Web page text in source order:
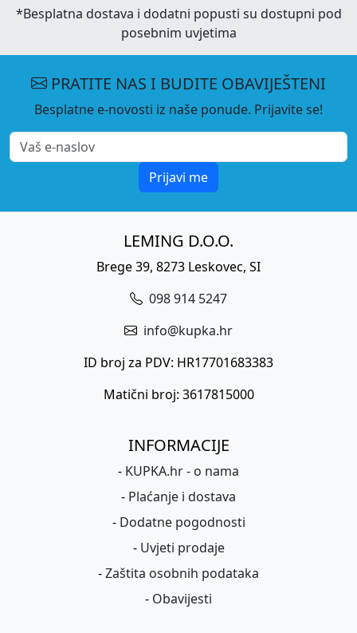
*Besplatna dostava i dodatni popusti su dostupni pod
posebnim uvjetima
PRATITE NAS I BUDITE OBAVIJEŠTENI
Besplatne e-novosti iz naše ponude. Prijavite se!
Prijavi me
LEMING D.O.O.
Brege 39, 8273 Leskovec, SI
098 914 5247
info@kupka.hr
ID broj za PDV: HR17701683383
Matični broj: 3617815000
INFORMACIJE
- KUPKA.hr - o nama
- Plaćanje i dostava
- Dodatne pogodnosti
- Uvjeti prodaje
-Zaštita osobnih podataka
- Obavijesti